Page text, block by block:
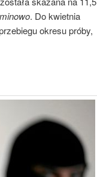
. Do kwietnia
okresu próby,